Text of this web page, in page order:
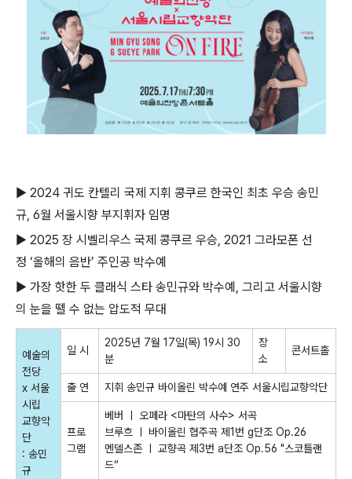
▶ 2024 귀도 칸텔리 국제 지휘 콩쿠르 한국인 최초 우승 송민
규, 6월 서울시향 부지휘자 임명
▶ 2025 장 시벨리우스 국제 콩쿠르 우승, 2021 그라모폰 선
정 ‘올해의 음반’ 주인공 박수예
▶ 가장 핫한 두 클래식 스타 송민규와 박수예, 그리고 서울시향
의 눈을 뗄 수 없는 압도적 무대
예술의
전당
x 서울
시립
교향악
단
: 송민
규
일 시
2025년 7월 17일(목) 19시 30
분
장
소
콘서트홀
출 연 지휘 송민규 바이올린 박수예 연주 서울시립교향악단
프로
그램
베버 ㅣ 오페라 <마탄의 사수> 서곡
브루흐 ㅣ 바이올린 협주곡 제1 번 g단조 Op.26
멘델스존 ㅣ 교향곡 제3번 a단조 Op.56 "스코틀랜
드“